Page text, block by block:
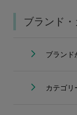
ブランド
ブランド
カテゴリ